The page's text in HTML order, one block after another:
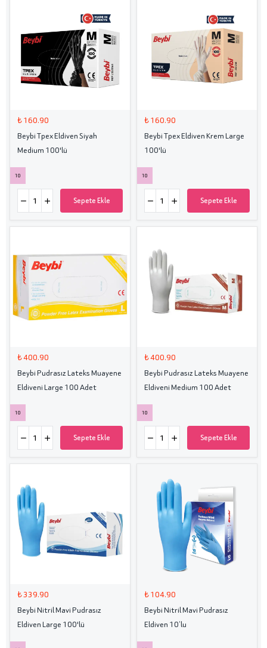
₺ 160.90
Beybi Tpex Eldiven Siyah
Medium 100'lü
10
Sepete Ekle
₺ 160.90
Beybi Tpex Eldiven Krem Large
100'lü
10
Sepete Ekle
₺ 400.90
Beybi Pudrasız Lateks Muayene
Eldiveni Large 100 Adet
10
Sepete Ekle
₺ 400.90
Beybi Pudrasız Lateks Muayene
Eldiveni Medium 100 Adet
10
Sepete Ekle
₺ 339.90
Beybi Nitril Mavi Pudrasız
Eldiven Large 100'lü
₺ 104.90
Beybi Nitril Mavi Pudrasız
Eldiven 10’lu